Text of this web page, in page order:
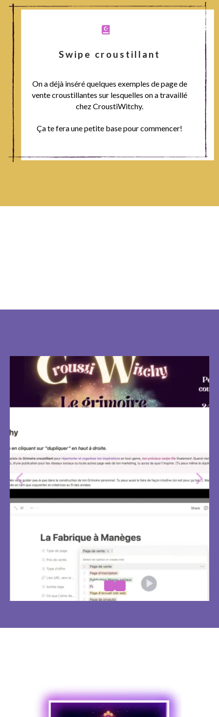
Swipe croustillant
On a déjà inséré quelques exemples de page de
vente croustillantes sur lesquelles on a travaillé
chez CroustiWitchy.
Ça te fera une petite base pour commencer!